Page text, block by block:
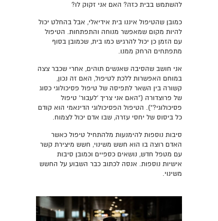
להשתמש בבית כזה? האם אני זקוק לו?
כמובן שהטיפול איננו בית אידיאלי, אבל בהחלט יכול
להיות מקום שמאפשר מנוחה והתפתחות. הטיפול
עם הזמן כן יכול להרגיש כמו בית, שכמובן בסוף
מתפתחים הרחק ממנו.
אני חושב שהסיבה שאנשים תוהים, אחרי שכבר צצה
במוחם האפשרות ללכת לטיפול, האם זה נכון,
קשורה בין השאר לתפיסה של טיפול פסיכולוגי כסוג
של פרוצדורה ("האם אני צריך 'לעבור' טיפול
פסיכולוגי?"). הטיפול הפסיכולוגי הדינאמי הוא קודם
כל ביסוס של יחסי עזרה, שבו אדם יכול לצמוח.
סיבות נוספות להימנעות מלהתחיל טיפול כאשר
האדם רוצה בו הוא חשש משינוי, חשש מיצירת קשר
עם מטפל חדש, נושאים כספיים וכמובן סיבות
אישיות נוספות. אנסה לכתוב כבר השבוע על החשש
משינוי.